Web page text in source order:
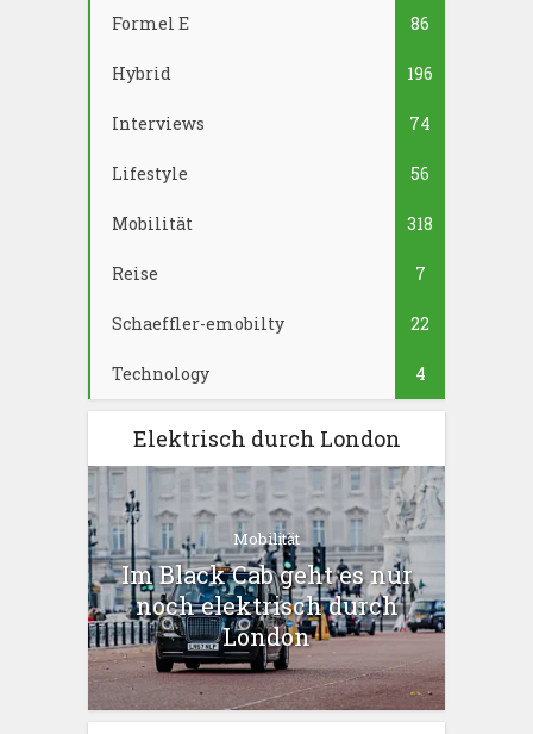
Formel E 86
Hybrid 196
Interviews 74
Lifestyle 56
Mobilität 318
Reise 7
Schaeffler-emobilty 22
Technology 4
Elektrisch durch London
Mobilität
Im Black Cab geht es nur
noch elektrisch durch
London